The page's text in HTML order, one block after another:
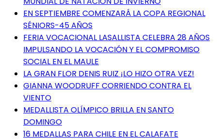
EN SEPTIEMBRE COMENZARÁ LA COPA REGIONAL
SÉNIORS-45 AÑOS
FERIA VOCACIONAL LASALLISTA CELEBRA 28 AÑOS
IMPULSANDO LA VOCACIÓN Y EL COMPROMISO
SOCIAL EN EL MAULE
LA GRAN FLOR DENIS RUIZ ¡LO HIZO OTRA VEZ!
GIANNA WOODRUFF CORRIENDO CONTRA EL
VIENTO
MEDALLISTA OLÍMPICO BRILLA EN SANTO
DOMINGO
16 MEDALLAS PARA CHILE EN EL CALAFATE